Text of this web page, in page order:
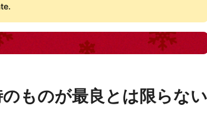
ものが最良とは限らない